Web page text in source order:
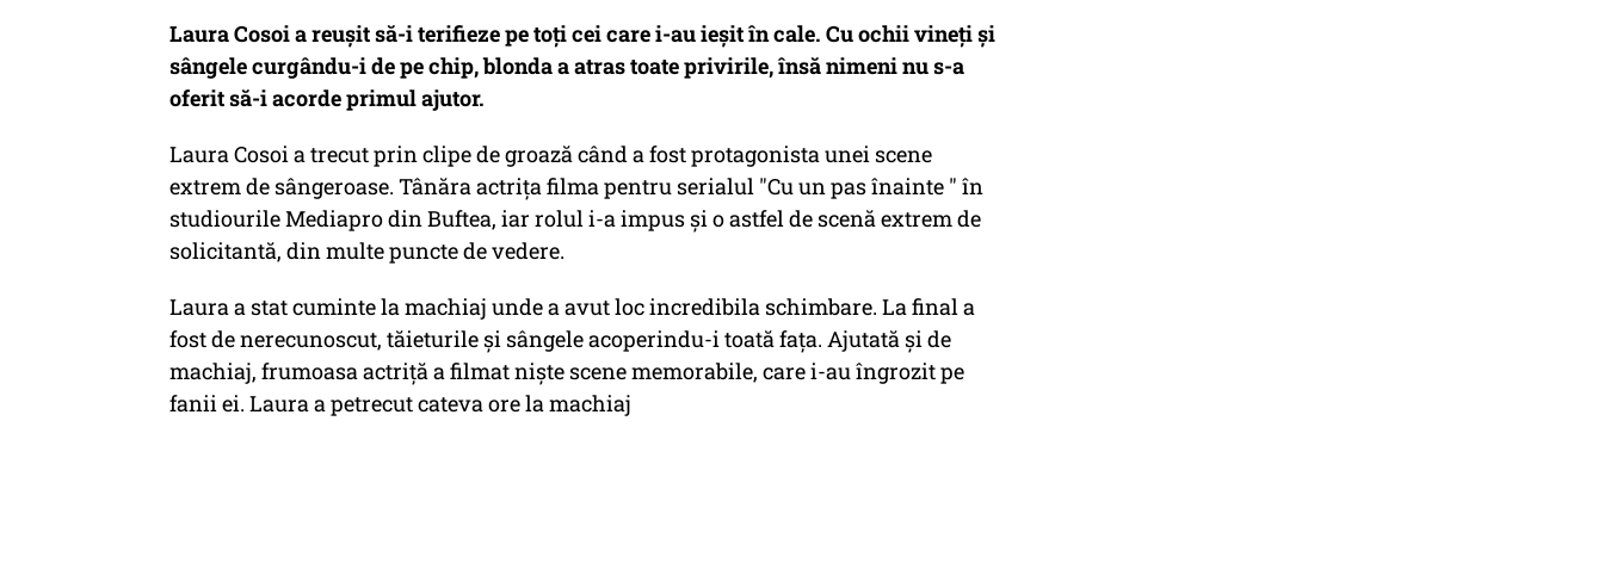
Laura Cosoi a reușit să-i terifieze pe toți cei care i-au ieșit în cale. Cu ochii vineți și
sângele curgându-i de pe chip, blonda a atras toate privirile, însă nimeni nu s-a
oferit să-i acorde primul ajutor.
Laura Cosoi a trecut prin clipe de groază când a fost protagonista unei scene
extrem de sângeroase. Tânăra actrița filma pentru serialul "Cu un pas înainte " în
studiourile Mediapro din Buftea, iar rolul i-a impus și o astfel de scenă extrem de
solicitantă, din multe puncte de vedere.
Laura a stat cuminte la machiaj unde a avut loc incredibila schimbare. La final a
fost de nerecunoscut, tăieturile și sângele acoperindu-i toată fața. Ajutată și de
machiaj, frumoasa actriță a filmat niște scene memorabile, care i-au îngrozit pe
fanii ei. Laura a petrecut cateva ore la machiaj